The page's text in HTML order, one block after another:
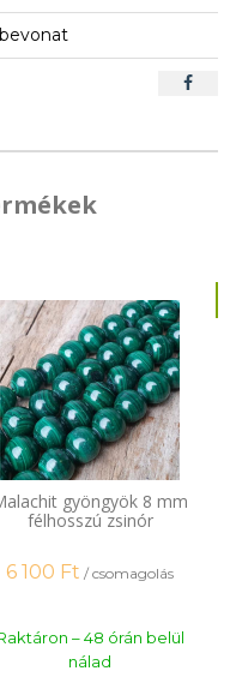
gyöngyök 8 mm
félhosszú zsinór
6 100 Ft / csomagolás
– 48 órán belül
nálad